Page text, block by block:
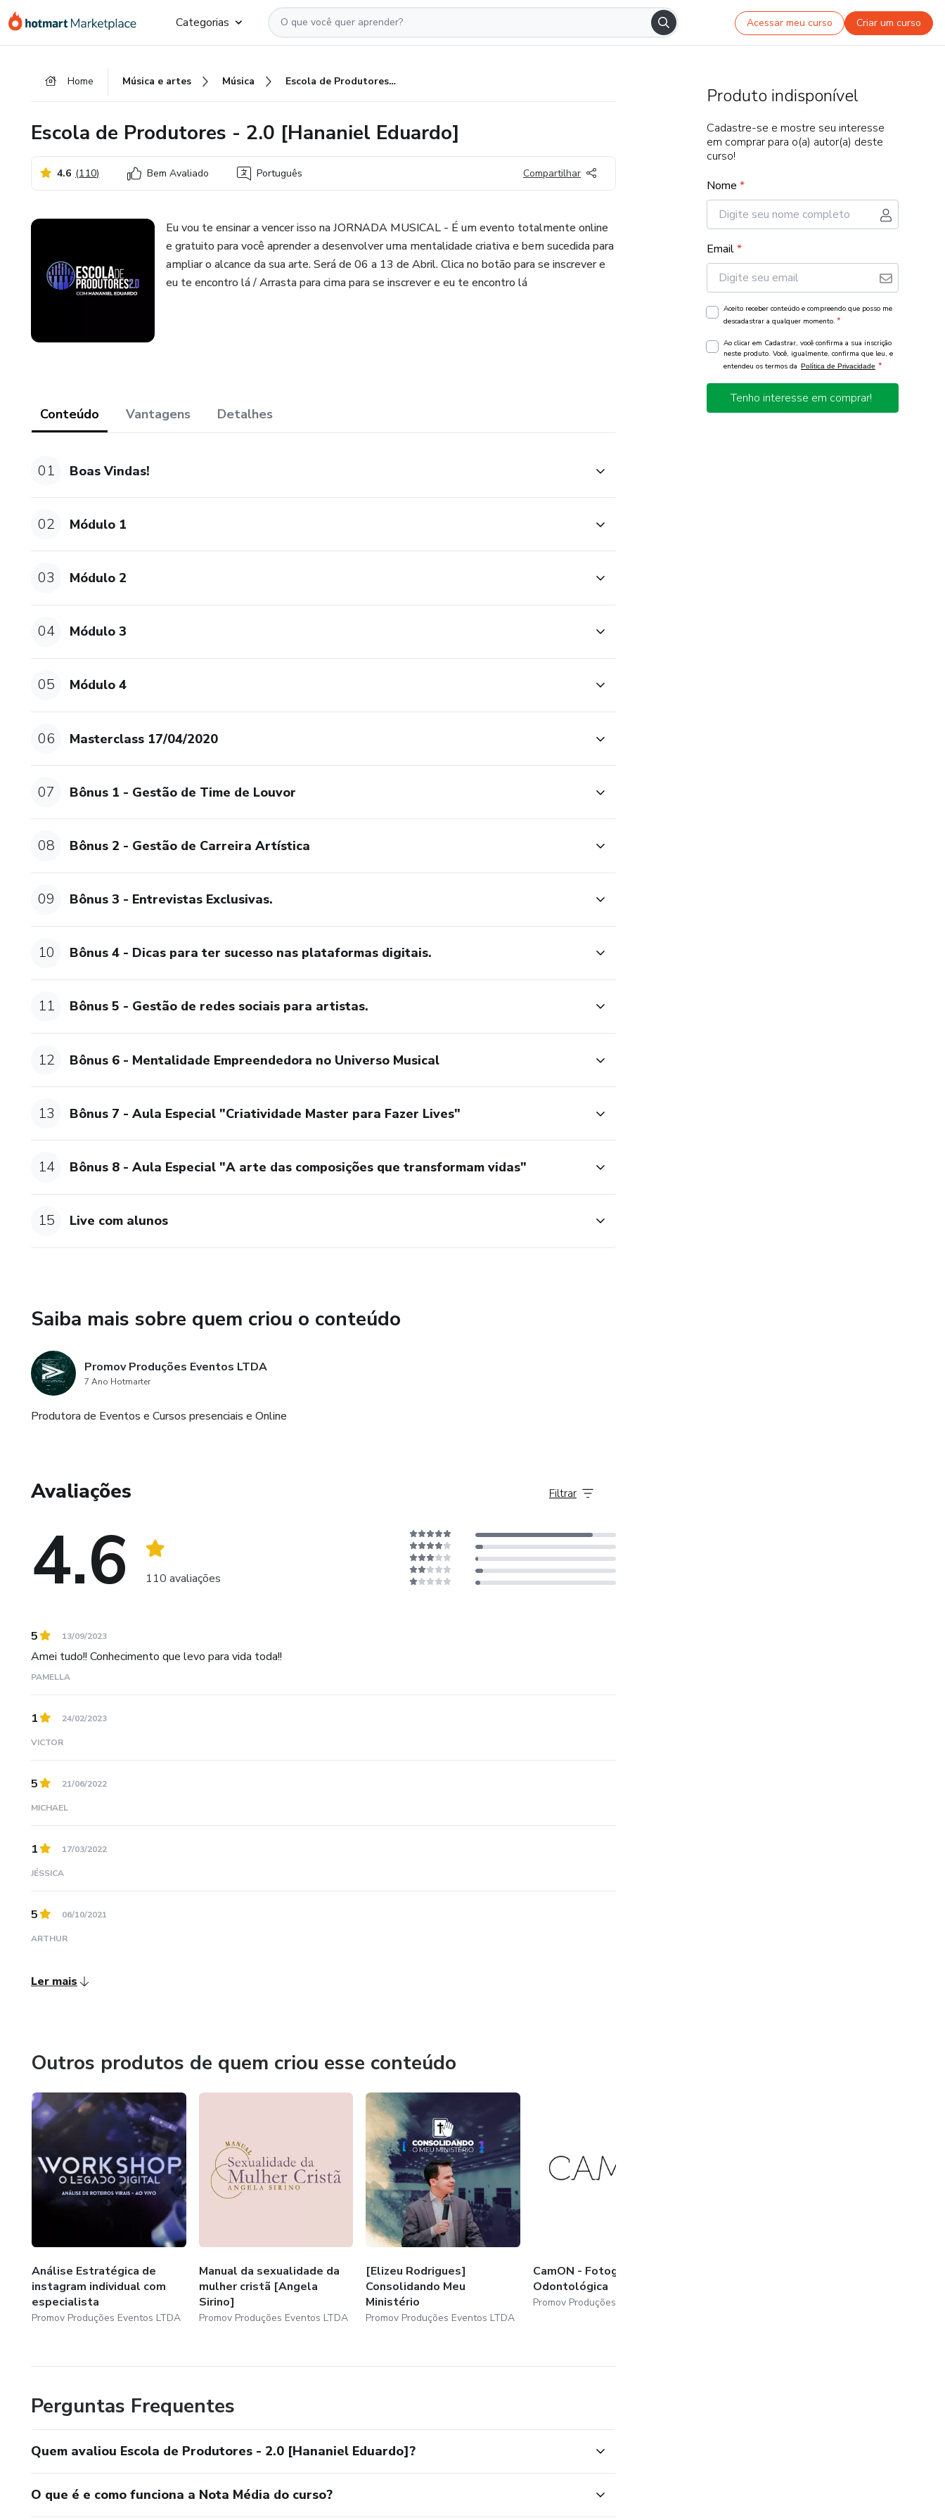
para
para
para
Categorias Acessar meu curso Criar um curso
Home Música e artes Música Escola de Produtores - 2.0 [Hananiel Eduardo]
Escola de Produtores - 2.0 [Hananiel Eduardo]
4.6 (110) Bem Avaliado Português Compartilhar
Eu vou te ensinar a vencer isso na JORNADA MUSICAL - É um evento totalmente online
e gratuito para você aprender a desenvolver uma mentalidade criativa e bem sucedida para
ampliar o alcance da sua arte. Será de 06 a 13 de Abril. Clica no botão para se inscrever e
eu te encontro lá / Arrasta para cima para se inscrever e eu te encontro lá
Conteúdo Vantagens Detalhes
01 Boas Vindas!
02 Módulo 1
03 Módulo 2
04 Módulo 3
05 Módulo 4
06 Masterclass 17/04/2020
07 Bônus 1 - Gestão de Time de Louvor
08 Bônus 2 - Gestão de Carreira Artística
09 Bônus 3 - Entrevistas Exclusivas.
10 Bônus 4 - Dicas para ter sucesso nas plataformas digitais.
11 Bônus 5 - Gestão de redes sociais para artistas.
12 Bônus 6 - Mentalidade Empreendedora no Universo Musical
13 Bônus 7 - Aula Especial "Criatividade Master para Fazer Lives"
14 Bônus 8 - Aula Especial "A arte das composições que transformam vidas"
15 Live com alunos
Saiba mais sobre quem criou o conteúdo
Promov Produções Eventos LTDA
7 Ano Hotmarter
Produtora de Eventos e Cursos presenciais e Online
Avaliações
4.6 110 avaliações
Filtrar
5 13/09/2023
Amei tudo!! Conhecimento que levo para vida toda!!
PAMELLA
1 24/02/2023
VICTOR
5 21/06/2022
MICHAEL
1 17/03/2022
JÉSSICA
5 06/10/2021
ARTHUR
Ler mais
Outros produtos de quem criou esse conteúdo
Análise Estratégica de
instagram individual com
especialista
Promov Produções Eventos LTDA
Manual da sexualidade da
mulher cristã [Angela
Sirino]
Promov Produções Eventos LTDA
[Elizeu Rodrigues]
Consolidando Meu
Ministério
Promov Produções Eventos LTDA
CamON - Fotografia
Odontológica
Promov Produções Eventos LTDA
Perguntas Frequentes
Quem avaliou Escola de Produtores - 2.0 [Hananiel Eduardo]?
O que é e como funciona a Nota Média do curso?
Produto indisponível
Cadastre-se e mostre seu interesse
em comprar para o(a) autor(a) deste
curso!
Nome *
Email*
Aceito receber conteúdo e compreendo que posso me
descadastrar a qualquer momento. *
Ao clicar em Cadastrar, você confirma a sua inscrição
neste produto. Você, igualmente, confirma que leu, e
entendeu os termos da Política de Privacidade *
Tenho interesse em comprar!